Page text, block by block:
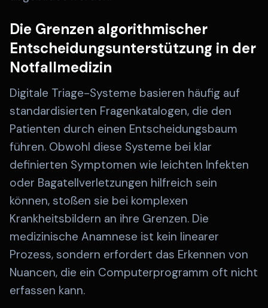
Die Grenzen algorithmischer
Entscheidungsunterstützung in der
Notfallmedizin
Digitale Triage-Systeme basieren häufig auf
standardisierten Fragenkatalogen, die den
Patienten durch einen Entscheidungsbaum
führen. Obwohl diese Systeme bei klar
definierten Symptomen wie leichten Infekten
oder Bagatellverletzungen hilfreich sein
können, stoßen sie bei komplexen
Krankheitsbildern an ihre Grenzen. Die
medizinische Anamnese ist kein linearer
Prozess, sondern erfordert das Erkennen von
Nuancen, die ein Computerprogramm oft nicht
erfassen kann.